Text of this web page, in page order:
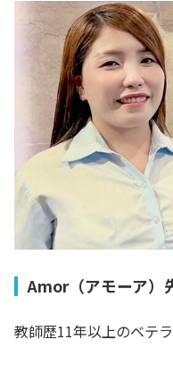
Amor（アモーア）
教師歴11年以上のベテ